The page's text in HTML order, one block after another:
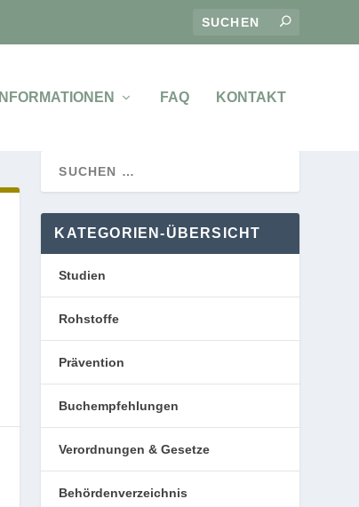
INFORMATIONEN FAQ KONTAKT
KATEGORIEN-ÜBERSICHT
Studien
Rohstoffe
Prävention
Buchempfehlungen
Verordnungen & Gesetze
Behördenverzeichnis